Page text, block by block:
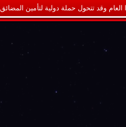
العام وقد تتحول حملة دولية لتأمين المضائق